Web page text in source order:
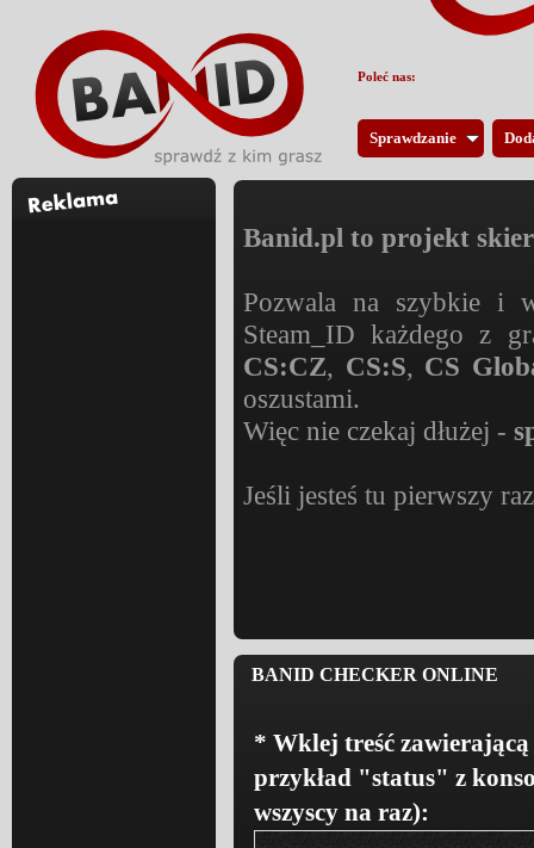
Sprawdzanie
Banid.pl to projekt
Pozwala na szybkie i
Steam_ID każdego z
CS:CZ, CS:S, CS
oszustami.
Więc nie czekaj dłużej -
Jeśli jesteś tu pierwszy
BANID CHECKER ONLINE
* Wklej treść
przykład "status" z
wszyscy na raz):
Poleć nas: